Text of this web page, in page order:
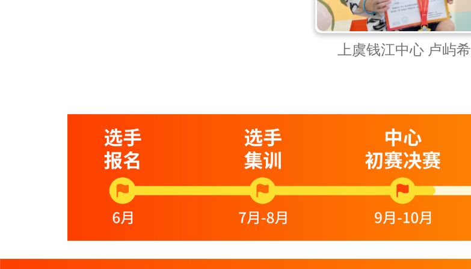
上虞钱江中心 卢屿希